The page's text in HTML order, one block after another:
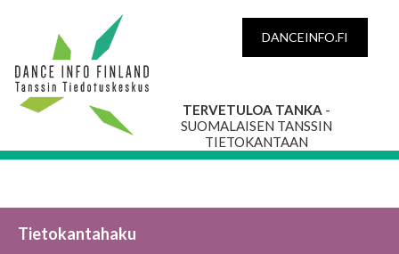
DANCEINFO.FI
TERVETULOA TANKA -
SUOMALAISEN TANSSIN
TIETOKANTAAN
Tietokantahaku